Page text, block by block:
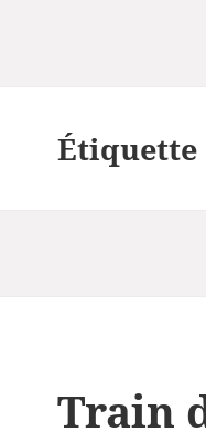
Train